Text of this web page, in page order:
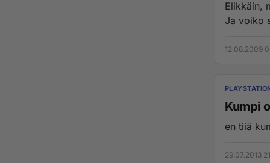
Elikkäin,
Ja voiko
12.08.2009
Kumpi
en tiiä
29.07.2013